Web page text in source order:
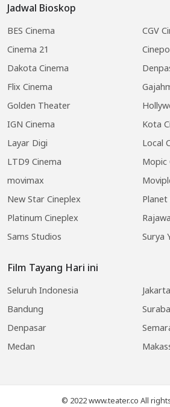
Jadwal Bioskop
BES Cinema
CGV
Cinema 21
Dakota Cinema
Flix Cinema
Golden Theater
IGN Cinema
Kota
Layar Digi
Local
LTD9 Cinema
Mopic
movimax
New Star Cineplex
Planet
Platinum Cineplex
Sams Studios
Surya
Film Tayang Hari ini
Seluruh Indonesia
Jakarta
Bandung
Denpasar
Medan
© 2022 www.teater.co All